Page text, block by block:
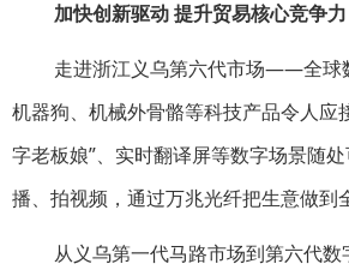
加快创新驱动 提升贸易核心竞争力
走进浙江义乌第六代市场——全球
机器狗、机械外骨骼等科技产品令人应
字老板娘”、实时翻译屏等数字场景随
播、拍视频，通过万兆光纤把生意做到
从义乌第一代马路市场到第六代数